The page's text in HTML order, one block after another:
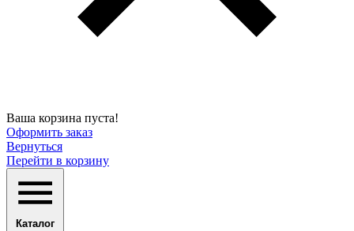
Ваша корзина пуста!
Оформить заказ
Вернуться
Перейти в корзину
Каталог